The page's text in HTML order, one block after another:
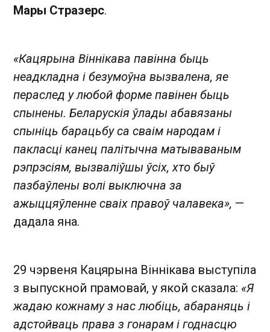
Мары Стразерс.
«Кацярына Віннікава павінна быць
неадкладна і безумоўна вызвалена, яе
пераслед у любой форме павінен быць
спынены. Беларускія ўлады абавязаны
спыніць барацьбу са сваім народам і
пакласці канец палітычна матываваным
рэпрэсіям, вызваліўшы ўсіх, хто быў
пазбаўлены волі выключна за
ажыццяўленне сваіх правоў чалавека», —
дадала яна.
29 чэрвеня Кацярына Віннікава выступіла
з выпускной прамовай, у якой сказала: «Я
жадаю кожнаму з нас любіць, абараняць і
адстойваць права з гонарам і годнасцю